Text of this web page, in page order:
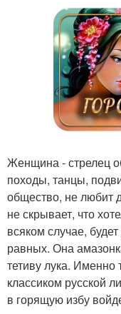
Женщина - стрелец
походы, танцы,
общество, не любит
не скрывает, что
всяком случае,
равных. Она
тетиву лука. Именно
классиком русской
в горящую избу